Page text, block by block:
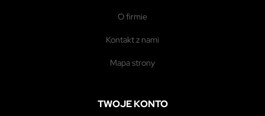
o firmie
kontakt z nami
mapa strony
TWOJE KONTO